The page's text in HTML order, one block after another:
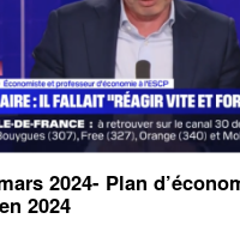
2024- Plan
2024